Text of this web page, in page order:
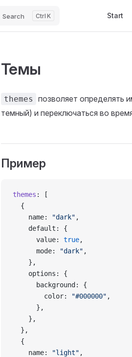
Search K Start
Темы
themes
позволяет определять
темный) и переключаться во
Пример
themes : [
  {
    name:
"dark" ,
    default: {
      value:
true,
      mode:
"dark" ,
    },
    options: {
      background: {
        color:
"#000000" ,
      },
    },
  },
  {
    name:
"light" ,